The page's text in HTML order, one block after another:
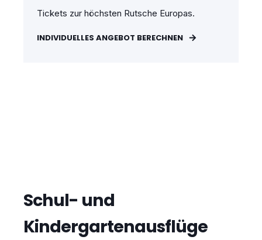
Tickets zur höchsten Rutsche Europas.
INDIVIDUELLES ANGEBOT BERECHNEN
Schul- und
Kindergartenausflüge